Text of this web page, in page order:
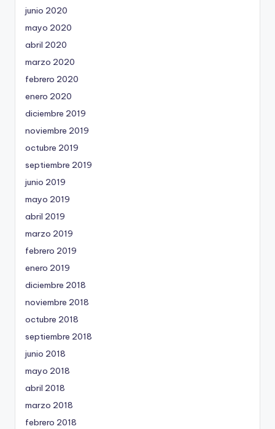
junio 2020
mayo 2020
abril 2020
marzo 2020
febrero 2020
enero 2020
diciembre 2019
noviembre 2019
octubre 2019
septiembre 2019
junio 2019
mayo 2019
abril 2019
marzo 2019
febrero 2019
enero 2019
diciembre 2018
noviembre 2018
octubre 2018
septiembre 2018
junio 2018
mayo 2018
abril 2018
marzo 2018
febrero 2018